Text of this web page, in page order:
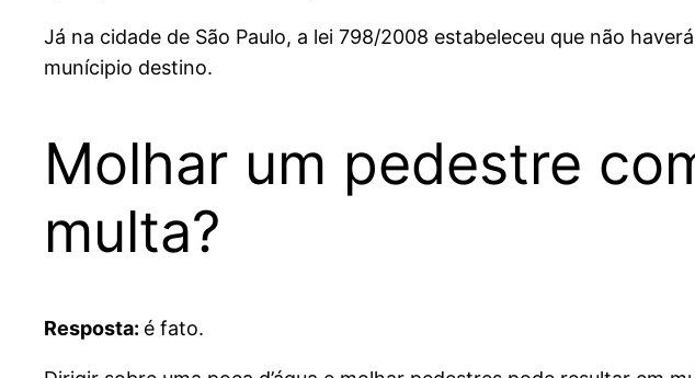
Já na cidade de São Paulo, a lei 798/2008 estabeleceu que não
munícipio destino.
Molhar um pedestre
multa?
Resposta: é fato.